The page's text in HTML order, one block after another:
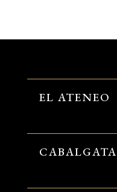
EL ATENEO
CABALGATA